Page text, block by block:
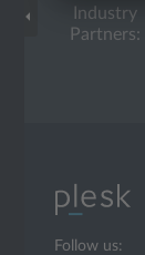
Industry
Partners:
Follow us: